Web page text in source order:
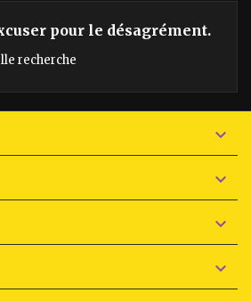
pour le désagrément.
recherche



